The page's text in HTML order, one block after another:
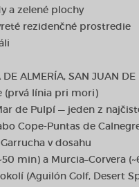
a zelené plochy
rezidenčné prostredie
ALMERÍA, SAN JUAN DE
(prvá línia pri mori)
de Pulpí — jeden z
Cope-Puntas de
v dosahu
min) a Murcia–Corvera
(Aguilón Golf, Desert